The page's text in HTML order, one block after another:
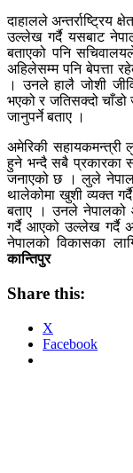
दाहालले अन्तर्राष्ट्रिय
उल्लेख गर्दै यसबाट
बताएको पनि
अहिलेसम्म पनि बेपत्ता
। उनले हालै जोशी
भएको र जतिसक्दो चाँडो
जानुपर्ने बताए ।
अमेरिकी
हुने भन्दै सबै प्रकारका
जनाएको छ । लुले
थालेकोमा खुशी व्यक्त
बताए । उनले नेपालको
गर्दै आएको उल्लेख गर्दै
नेपालको विकासका
कान्तिपुर
Share this:
X
Facebook